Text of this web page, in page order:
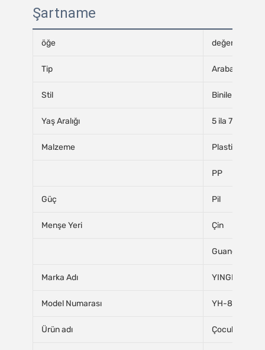
Şartname
öğe değer
Tip Araba
Stil Binilebilir
Yaş Aralığı 5 ila 7 yıl, 8 ila
Malzeme Plastik
PP
Güç Pil
Menşe Yeri Çin
Guangdong
Marka Adı YINGHAO
Model Numarası YH-8801
Ürün adı Çocuklar İçin